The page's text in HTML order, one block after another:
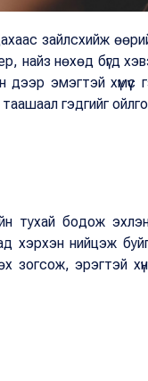
зайлсхийж
найз нөхөд бүгд
дээр эмэгтэй
гэдгийг
тухай бодож
хэрхэн нийцэж
зогсож, эрэгтэй